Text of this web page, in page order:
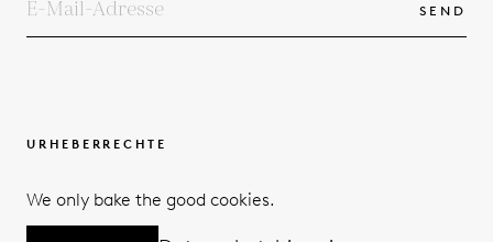
SEND
URHEBERRECHTE
We only bake the good cookies.